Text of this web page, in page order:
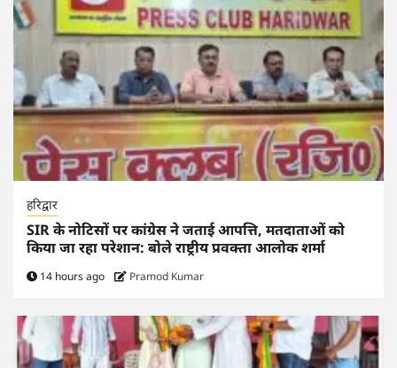
हरिद्वार
SIR के नोटिसों पर कांग्रेस ने जताई आपत्ति, मतदाताओं को
किया जा रहा परेशान: बोले राष्ट्रीय प्रवक्ता आलोक शर्मा
14 hours ago Pramod Kumar